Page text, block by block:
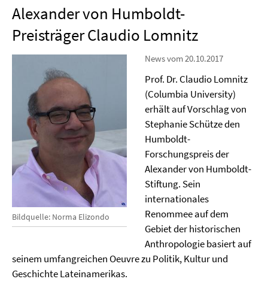
Alexander von Humboldt-
Preisträger Claudio Lomnitz
Bildquelle: Norma Elizondo
News vom 20.10.2017
Prof. Dr. Claudio Lomnitz
(Columbia University)
erhält auf Vorschlag von
Stephanie Schütze den
Humboldt-
Forschungspreis der
Alexander von Humboldt-
Stiftung. Sein
internationales
Renommee auf dem
Gebiet der historischen
Anthropologie basiert auf
seinem umfangreichen Oeuvre zu Politik, Kultur und
Geschichte Lateinamerikas.